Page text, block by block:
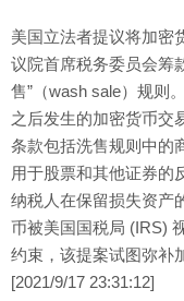
美国立法者提议将加密
议院首席税务委员会筹
售”（wash sale）规则
之后发生的加密货币交
条款包括洗售规则中的
用于股票和其他证券的
纳税人在保留损失资产
币被美国国税局 (IRS)
约束，该提案试图弥补
[2021/9/17 23:31:12]